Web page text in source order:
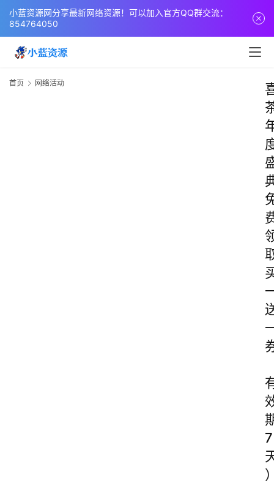
小蓝资源网分享最新网络资源！可以加入官方QQ群交流：
854764050
首页 网络活动
7